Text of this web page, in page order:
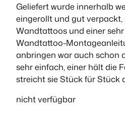
Geliefert wurde innerhalb
eingerollt und gut verpackt,
Wandtattoos und einer
Wandtattoo-
anbringen war auch schon
sehr einfach, einer hält die
streicht sie Stück für Stück
nicht verfügbar